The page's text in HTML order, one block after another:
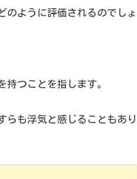
のように評価されるのでしょ
つことを指します。
らも浮気と感じることもあり